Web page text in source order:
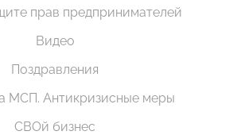
прав предпринимателей
Видео
Поздравления
МСП. Антикризисные меры
СВОй бизнес